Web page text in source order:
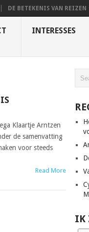
DE BETEKENIS VAN REIZEN
INTERESSES
Klaartje Arntzen
de samenvatting
voor steeds
Read More
IK